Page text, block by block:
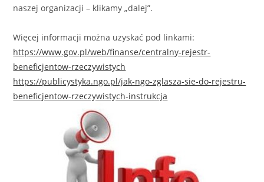
naszej organizacji – klikamy „dalej”.
Więcej informacji można uzyskać pod linkami:
https://www.gov.pl/web/finanse/centralny-rejestr-
beneficjentow-rzeczywistych
https://publicystyka.ngo.pl/jak-ngo-zglasza-sie-do-rejestru-
beneficjentow-rzeczywistych-instrukcja